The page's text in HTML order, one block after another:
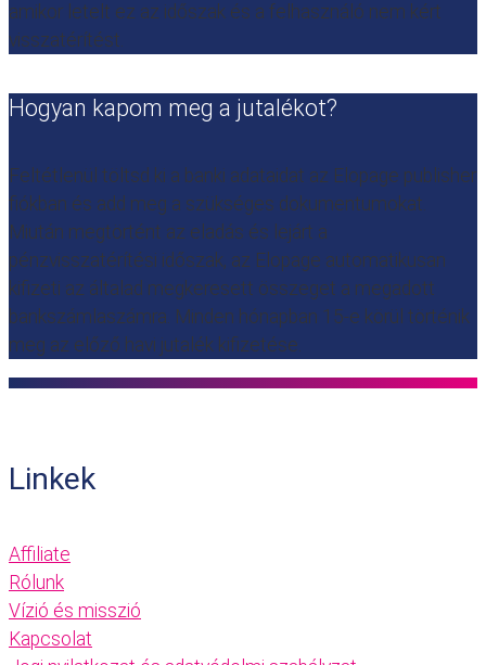
amikor letelt ez az időszak és a felhasználó nem kért
visszatérítést.
Hogyan kapom meg a jutalékot?
Feltétlenül töltsd ki a banki adataidat az Elopage publisher
fiókban és add meg a szükséges dokumentumokat.
Miután megtörtént az eladás és lejárt a
pénzvisszatérítési időszak, az Elopage automatikusan
kifizeti az általad megkeresett összeget a megadott
bankszámlaszámra. Minden hónapban 15-e körül történik
meg az előző havi jutalék kifizetése.
Linkek
Affiliate
Rólunk
Vízió és misszió
Kapcsolat